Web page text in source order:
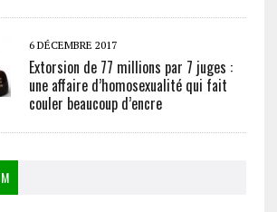
6 DÉCEMBRE 2017
Extorsion de 77 millions par 7 juges :
une affaire d’homosexualité qui fait
couler beaucoup d’encre